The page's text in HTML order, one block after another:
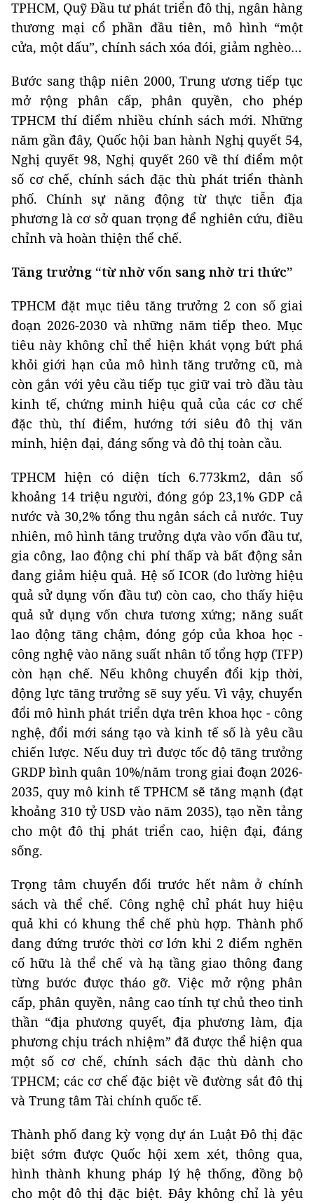
TPHCM, Quỹ Đầu tư phát triển đô thị, ngân hàng
thương mại cổ phần đầu tiên, mô hình “một
cửa, một dấu”, chính sách xóa đói, giảm nghèo…
Bước sang thập niên 2000, Trung ương tiếp tục
mở rộng phân cấp, phân quyền, cho phép
TPHCM thí điểm nhiều chính sách mới. Những
năm gần đây, Quốc hội ban hành Nghị quyết 54,
Nghị quyết 98, Nghị quyết 260 về thí điểm một
số cơ chế, chính sách đặc thù phát triển thành
phố. Chính sự năng động từ thực tiễn địa
phương là cơ sở quan trọng để nghiên cứu, điều
chỉnh và hoàn thiện thể chế.
Tăng trưởng “từ nhờ vốn sang nhờ tri thức”
TPHCM đặt mục tiêu tăng trưởng 2 con số giai
đoạn 2026-2030 và những năm tiếp theo. Mục
tiêu này không chỉ thể hiện khát vọng bứt phá
khỏi giới hạn của mô hình tăng trưởng cũ, mà
còn gắn với yêu cầu tiếp tục giữ vai trò đầu tàu
kinh tế, chứng minh hiệu quả của các cơ chế
đặc thù, thí điểm, hướng tới siêu đô thị văn
minh, hiện đại, đáng sống và đô thị toàn cầu.
TPHCM hiện có diện tích 6.773km2, dân số
khoảng 14 triệu người, đóng góp 23,1% GDP cả
nước và 30,2% tổng thu ngân sách cả nước. Tuy
nhiên, mô hình tăng trưởng dựa vào vốn đầu tư,
gia công, lao động chi phí thấp và bất động sản
đang giảm hiệu quả. Hệ số ICOR (đo lường hiệu
quả sử dụng vốn đầu tư) còn cao, cho thấy hiệu
quả sử dụng vốn chưa tương xứng; năng suất
lao động tăng chậm, đóng góp của khoa học -
công nghệ vào năng suất nhân tố tổng hợp (TFP)
còn hạn chế. Nếu không chuyển đổi kịp thời,
động lực tăng trưởng sẽ suy yếu. Vì vậy, chuyển
đổi mô hình phát triển dựa trên khoa học - công
nghệ, đổi mới sáng tạo và kinh tế số là yêu cầu
chiến lược. Nếu duy trì được tốc độ tăng trưởng
GRDP bình quân 10%/năm trong giai đoạn 2026-
2035, quy mô kinh tế TPHCM sẽ tăng mạnh (đạt
khoảng 310 tỷ USD vào năm 2035), tạo nền tảng
cho một đô thị phát triển cao, hiện đại, đáng
sống.
Trọng tâm chuyển đổi trước hết nằm ở chính
sách và thể chế. Công nghệ chỉ phát huy hiệu
quả khi có khung thể chế phù hợp. Thành phố
đang đứng trước thời cơ lớn khi 2 điểm nghẽn
cố hữu là thể chế và hạ tầng giao thông đang
từng bước được tháo gỡ. Việc mở rộng phân
cấp, phân quyền, nâng cao tính tự chủ theo tinh
thần “địa phương quyết, địa phương làm, địa
phương chịu trách nhiệm” đã được thể hiện qua
một số cơ chế, chính sách đặc thù dành cho
TPHCM; các cơ chế đặc biệt về đường sắt đô thị
và Trung tâm Tài chính quốc tế.
Thành phố đang kỳ vọng dự án Luật Đô thị đặc
biệt sớm được Quốc hội xem xét, thông qua,
hình thành khung pháp lý hệ thống, đồng bộ
cho một đô thị đặc biệt. Đây không chỉ là yêu